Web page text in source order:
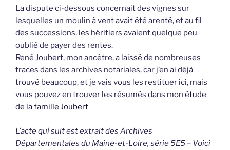
La dispute ci-dessous concernait des vignes sur
lesquelles un moulin à vent avait été arenté, et au fil
des successions, les héritiers avaient quelque peu
oublié de payer des rentes.
René Joubert, mon ancêtre, a laissé de nombreuses
traces dans les archives notariales, car j’en ai déjà
trouvé beaucoup, et je vais vous les restituer ici, mais
vous pouvez en trouver les résumés dans mon étude
de la famille Joubert
L’acte qui suit est extrait des Archives
Départementales du Maine-et-Loire, série 5E5 – Voici